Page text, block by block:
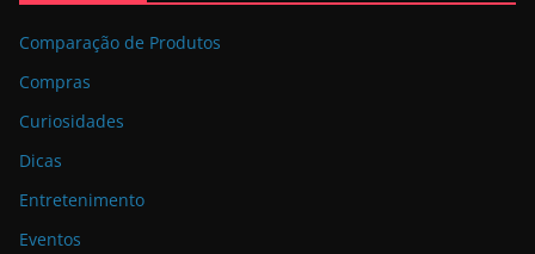
Comparação de Produtos
Compras
Curiosidades
Dicas
Entretenimento
Eventos